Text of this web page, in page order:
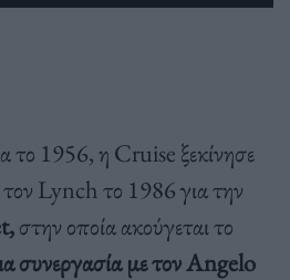
το 1956, η Cruise ξεκίνησε
Lynch το 1986 για την
στην οποία ακούγεται το
συνεργασία με τον Angelo